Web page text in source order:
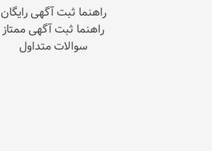
راهنما ثبت آگهی رایگان
راهنما ثبت آگهی ممتاز
سوالات متداول